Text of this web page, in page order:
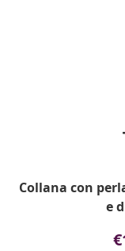
Collana con
e